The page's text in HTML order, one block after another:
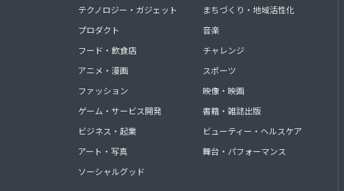
テクノロジー・ガジェット
プロダクト
フード・飲食店
アニメ・漫画
ファッション
ゲーム・サービス開発
ビジネス・起業
アート・写真
ソーシャルグッド
まちづくり・地域活性化
音楽
チャレンジ
スポーツ
映像・映画
書籍・雑誌出版
ビューティー・ヘルスケア
舞台・パフォーマンス